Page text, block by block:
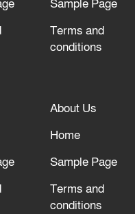
Sample Page
Terms and
conditions
About Us
Home
Sample Page
Terms and
conditions